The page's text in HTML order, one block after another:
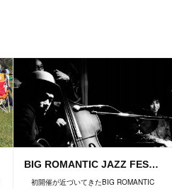
BIG ROMANTIC JAZZ FES…
初開催が近づいてきたBIG ROMANTIC